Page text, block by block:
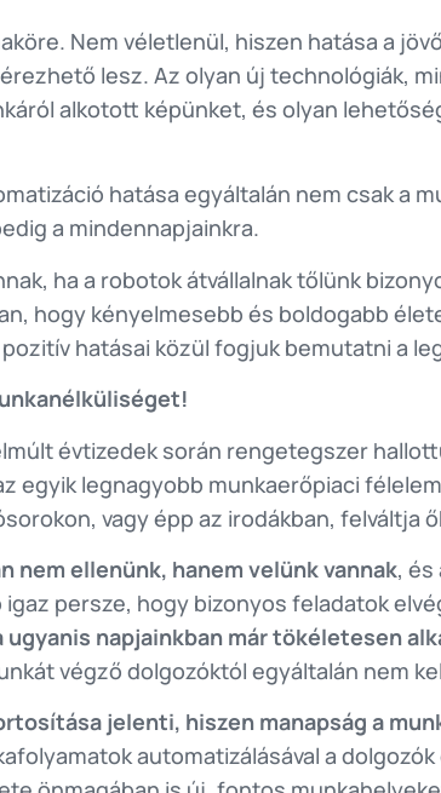
Nem véletlenül, hiszen hatása a
lesz. Az olyan új technológiák,
alkotott képünket, és olyan
hatása egyáltalán nem csak a
a mindennapjainkra.
ha a robotok átvállalnak tőlünk
hogy kényelmesebb és boldogabb
hatásai közül fogjuk bemutatni a
évtizedek során rengetegszer
egyik legnagyobb munkaerőpiaci
vagy épp az irodákban, felváltja
nem ellenünk, hanem velünk vannak, és
persze, hogy bizonyos feladatok
napjainkban már tökéletesen
végző dolgozóktól egyáltalán nem
jelenti, hiszen manapság a
automatizálásával a